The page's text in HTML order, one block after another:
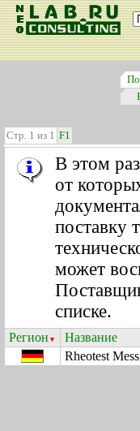
Стр. 1 из 1 F1
В этом
от
поставку
может
списке.
Регион
Название
Rheotest